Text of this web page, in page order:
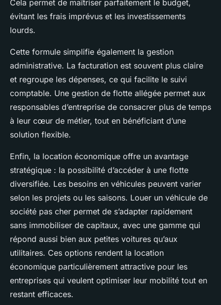
Cela permet de maîtriser parfaitement le budget,
évitant les frais imprévus et les investissements
lourds.
Cette formule simplifie également la gestion
administrative. La facturation est souvent plus claire
et regroupe les dépenses, ce qui facilite le suivi
comptable. Une gestion de flotte allégée permet aux
responsables d’entreprise de consacrer plus de temps
à leur cœur de métier, tout en bénéficiant d’une
solution flexible.
Enfin, la location économique offre un avantage
stratégique : la possibilité d’accéder à une flotte
diversifiée. Les besoins en véhicules peuvent varier
selon les projets ou les saisons. Louer un véhicule de
société pas cher permet de s’adapter rapidement
sans immobiliser de capitaux, avec une gamme qui
répond aussi bien aux petites voitures qu’aux
utilitaires. Ces options rendent la location
économique particulièrement attractive pour les
entreprises qui veulent optimiser leur mobilité tout en
restant efficaces.